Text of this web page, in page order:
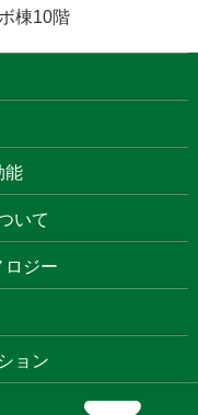
棟10階
能
いて
ロジー
ョン